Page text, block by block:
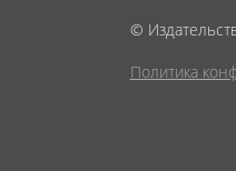
©
Политика